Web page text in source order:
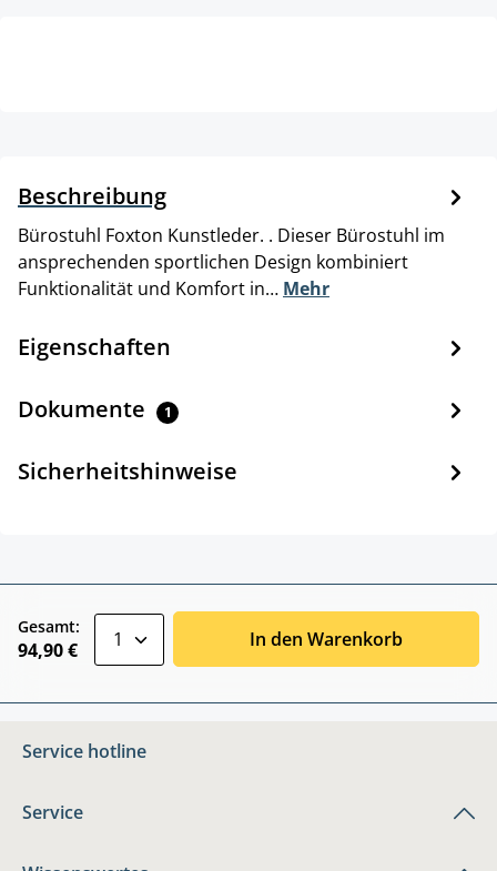
Beschreibung
Bürostuhl Foxton Kunstleder. . Dieser Bürostuhl im
ansprechenden sportlichen Design kombiniert
Funktionalität und Komfort in… Mehr
Eigenschaften
Dokumente 1
Sicherheitshinweise
Gesamt:
94,90 € In den Warenkorb
Service hotline
Service